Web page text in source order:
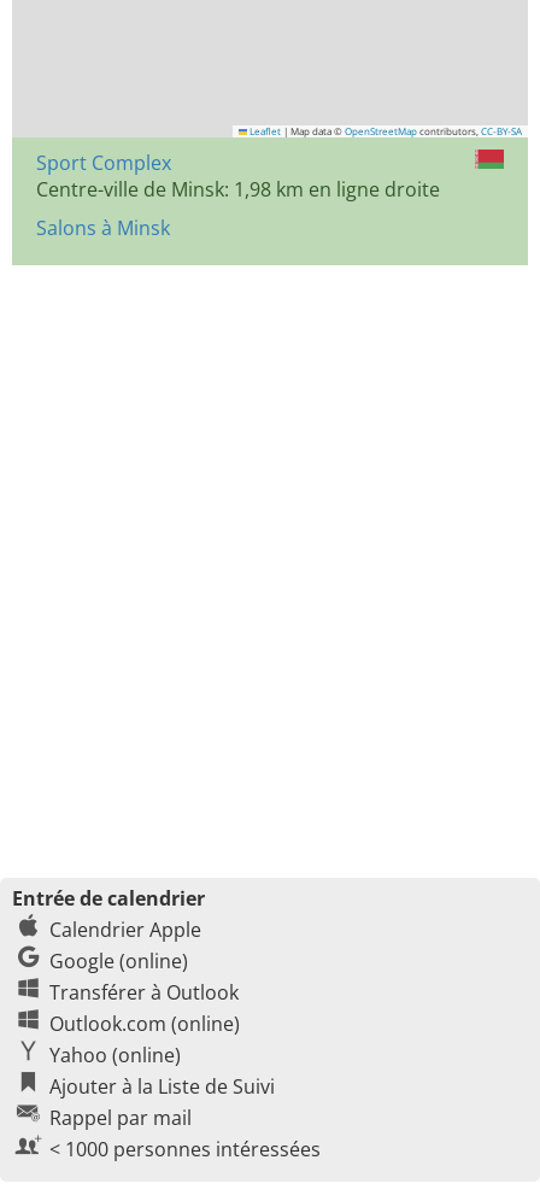
Leaflet | Map data © OpenStreetMap contributors, CC-BY-SA
Sport Complex
Centre-ville de Minsk: 1,98 km en ligne droite
Salons à Minsk
Entrée de calendrier
Calendrier Apple
Google (online)
Transférer à Outlook
Outlook.com (online)
Yahoo (online)
Ajouter à la Liste de Suivi
Rappel par mail
< 1000 personnes intéressées